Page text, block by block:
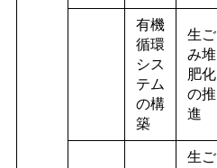
有機
循環
シス
テム
の構
築
生ご
み堆
肥化
の推
進
生ご